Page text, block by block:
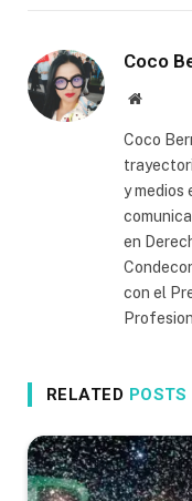
Coco
Website
Coco
y medios
en
con el
RELATED POSTS